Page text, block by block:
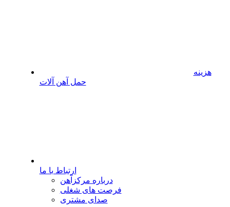
هزینه
حمل آهن آلات
ارتباط با ما
درباره مرکزآهن
فرصت های شغلی
صدای مشتری